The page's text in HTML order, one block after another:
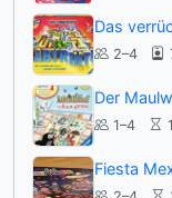
Das
2–4
Der
1–4
Fiesta